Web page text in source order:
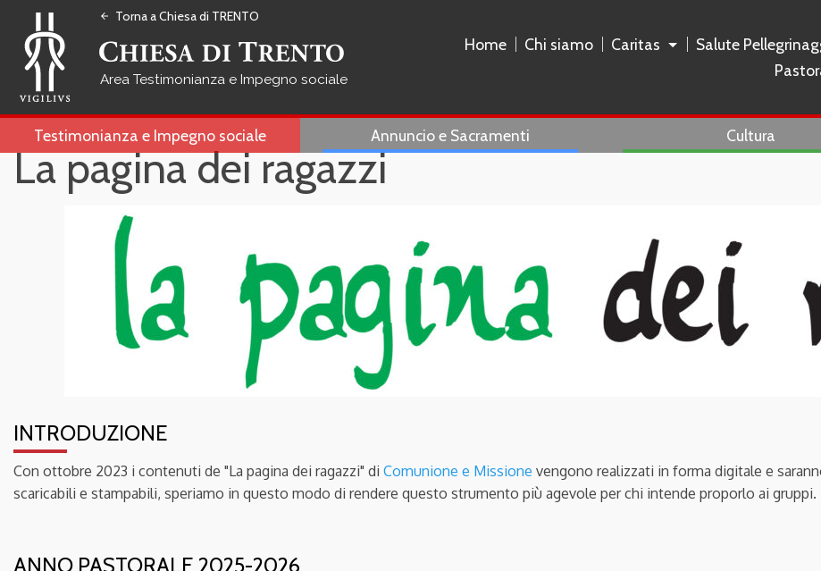
arrow_back Torna a Chiesa di TRENTO
Testimonianza e Impegno sociale
Home Chi siamo Caritas Salute
Testimonianza e Impegno sociale Annuncio e Sacramenti Cultura
La pagina dei ragazzi
INTRODUZIONE
Con ottobre 2023 i contenuti de "La pagina dei ragazzi" di Comunione e Missione vengono realizzati in forma digitale e
scaricabili e stampabili, speriamo in questo modo di rendere questo strumento più agevole per chi intende proporlo ai gruppi.
ANNO PASTORALE 2025-2026